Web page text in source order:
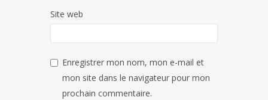
Site web
Enregistrer mon nom, mon e-mail et
mon site dans le navigateur pour mon
prochain commentaire.